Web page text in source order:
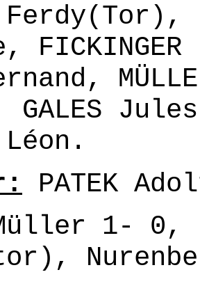
Ferdy(Tor),
Léon.
PATEK
1- 0,